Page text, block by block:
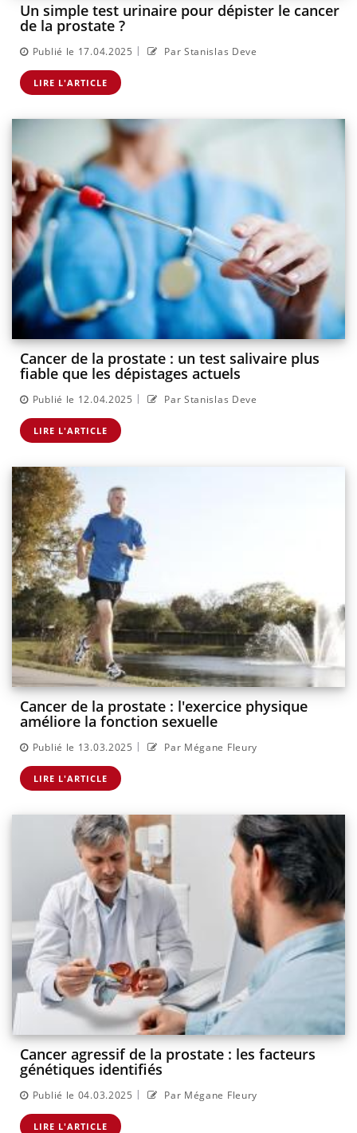
Un simple test urinaire pour dépister le cancer
de la prostate ?
Publié le 17.04.2025 | Par Stanislas Deve
LIRE L'ARTICLE
Cancer de la prostate : un test salivaire plus
fiable que les dépistages actuels
Publié le 12.04.2025 | Par Stanislas Deve
LIRE L'ARTICLE
Cancer de la prostate : l'exercice physique
améliore la fonction sexuelle
Publié le 13.03.2025 | Par Mégane Fleury
LIRE L'ARTICLE
Cancer agressif de la prostate : les facteurs
génétiques identifiés
Publié le 04.03.2025 | Par Mégane Fleury
LIRE L'ARTICLE